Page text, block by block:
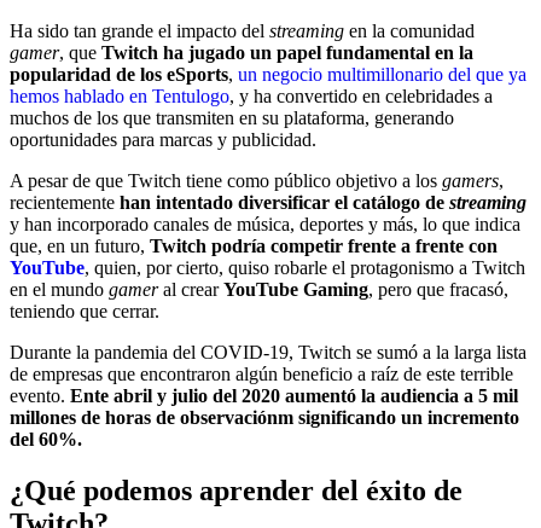
Ha sido tan grande el impacto del streaming en la comunidad
gamer, que Twitch ha jugado un papel fundamental en la
popularidad de los eSports, un negocio multimillonario del que ya
hemos hablado en Tentulogo, y ha convertido en celebridades a
muchos de los que transmiten en su plataforma, generando
oportunidades para marcas y publicidad.
A pesar de que Twitch tiene como público objetivo a los gamers,
recientemente han intentado diversificar el catálogo de streaming
y han incorporado canales de música, deportes y más, lo que indica
que, en un futuro, Twitch podría competir frente a frente con
YouTube, quien, por cierto, quiso robarle el protagonismo a Twitch
en el mundo gameral crearYouTube Gaming, pero que fracasó,
teniendo que cerrar.
Durante la pandemia del COVID-19, Twitch se sumó a la larga lista
de empresas que encontraron algún beneficio a raíz de este terrible
evento. Ente abril y julio del 2020 aumentó la audiencia a 5 mil
millones de horas de observaciónm significando un incremento
del 60%.
¿Qué podemos aprender del éxito de